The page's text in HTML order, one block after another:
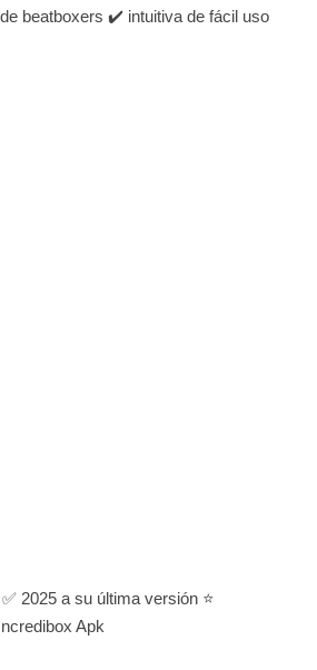
beatboxers ✔️ intuitiva de fácil uso
2025 a su última versión ⭐
Apk